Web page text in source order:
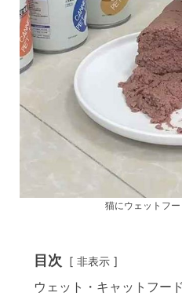
猫にウェットフ
目次 非表示
ウェット・キャットフー